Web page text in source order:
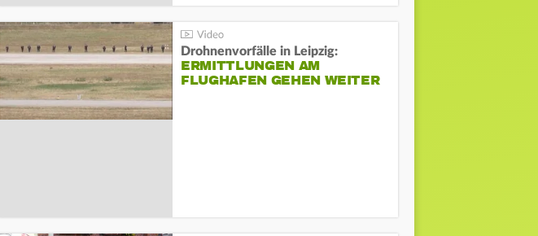
Drohnenvorfälle in Leipzig:
ERMITTLUNGEN AM
FLUGHAFEN GEHEN WEITER